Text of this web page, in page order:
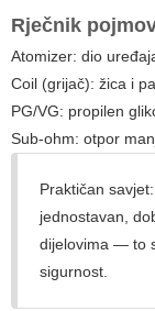
Rječnik
Atomizer: dio
Coil (grijač): žica i
PG/VG: propilen
Sub-ohm: otpor
Praktičan
jednostavan,
dijelovima — to
sigurnost.